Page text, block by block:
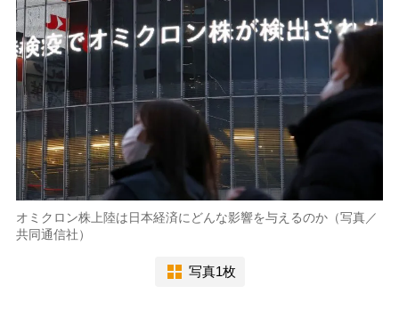
オミクロン株上陸は日本経済にどんな影響を与えるのか（写真／
共同通信社）
写真1枚